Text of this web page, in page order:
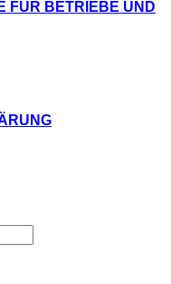
FÜR BETRIEBE UND